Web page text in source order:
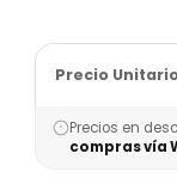
Precio Unitario
Precios en
compras vía